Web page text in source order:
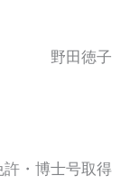
野田徳子
・博士号取得